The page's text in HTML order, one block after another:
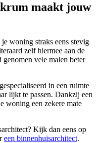
maakt jouw
woning straks eens stevig
zelf hiermee aan de
vele malen beter
in een ruimte
lijkt te passen. Dankzij een
woning een zekere mate
Kijk dan eens op
een binnenhuisarchitect.